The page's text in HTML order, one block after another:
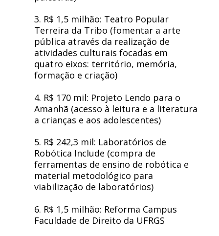
3. R$ 1,5 milhão: Teatro Popular
Terreira da Tribo (fomentar a arte
pública através da realização de
atividades culturais focadas em
quatro eixos: território, memória,
formação e criação)
4. R$ 170 mil: Projeto Lendo para o
Amanhã (acesso à leitura e a literatura
a crianças e aos adolescentes)
5. R$ 242,3 mil: Laboratórios de
Robótica Include (compra de
ferramentas de ensino de robótica e
material metodológico para
viabilização de laboratórios)
6. R$ 1,5 milhão: Reforma Campus
Faculdade de Direito da UFRGS